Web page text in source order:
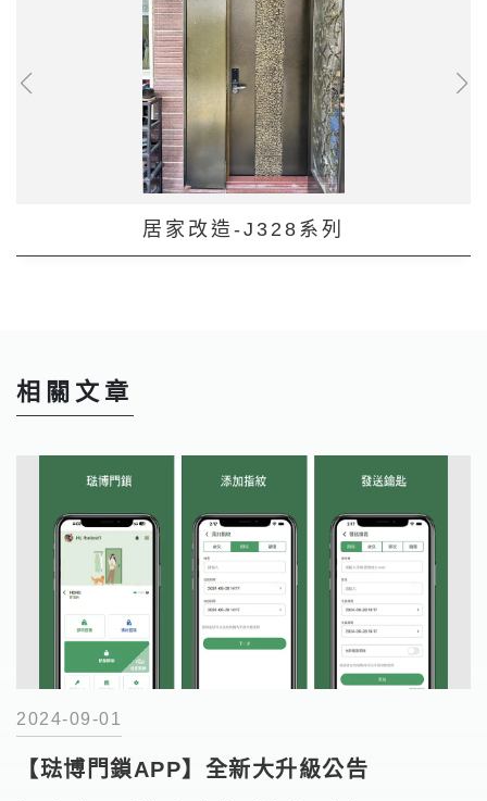
居家改造-J328系列
相關文章
2024-09-01
【琺博門鎖APP】全新大升級公告